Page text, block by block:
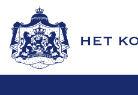
Naar de homepage van Het